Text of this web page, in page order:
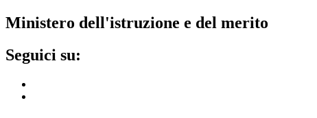
ministero dell'istruzione e del merito
seguici su: